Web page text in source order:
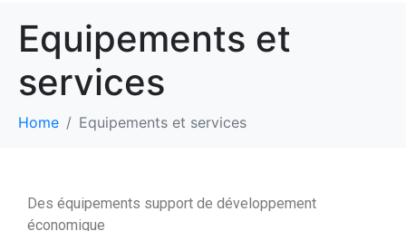
Equipements et
services
Home Equipements et services
Des équipements support de développement
économique